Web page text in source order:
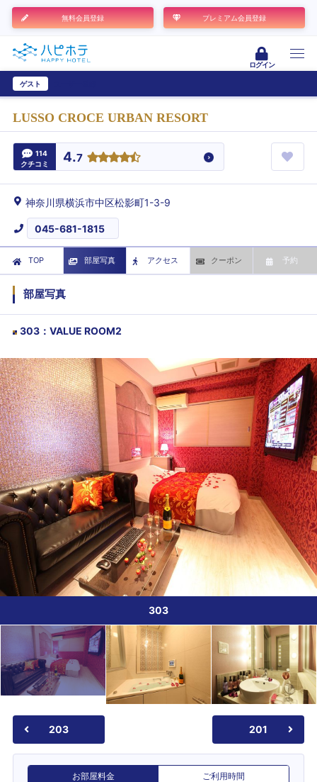
無料会員登録 プレミアム会員登録
ログイン
ゲスト
LUSSO CROCE URBAN RESORT
114
クチコミ
4.7
神奈川県横浜市中区松影町1-3-9
045-681-1815
TOP 部屋写真 アクセス クーポン 予約
部屋写真
303 ： VALUE ROOM2
303
203 201
お部屋料金 ご利用時間